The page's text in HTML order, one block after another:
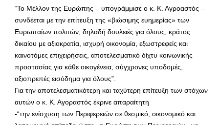
“Το Μέλλον της Ευρώπης – υπογράμμισε ο κ. Κ. Αγροαστός –
συνδέεται με την επίτευξη της «βιώσιμης ευημερίας» των
Ευρωπαίων πολιτών, δηλαδή δουλειές για όλους, κράτος
δικαίου με αξιοκρατία, ισχυρή οικονομία, εξωστρεφείς και
καινοτόμες επιχειρήσεις, αποτελεσματικό δίχτυ κοινωνικής
προστασίας για κάθε οικογένεια, σύγχρονες υποδομές,
αξιοπρεπές εισόδημα για όλους”.
Για την αποτελεσματικότερη και ταχύτερη επίτευξη των στόχων
αυτών ο κ. Κ. Αγοραστός έκρινε απαραίτητη
-“την ενίσχυση των Περιφερειών σε θεσμικό, οικονομικό και